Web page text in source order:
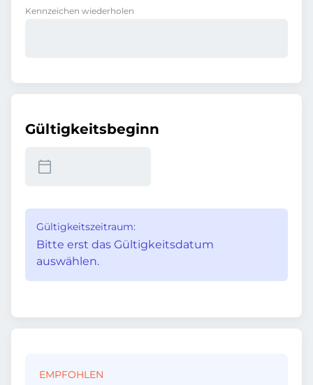
Kennzeichen wiederholen
Gültigkeitsbeginn
Gültigkeitszeitraum:
Bitte erst das Gültigkeitsdatum
auswählen.
EMPFOHLEN